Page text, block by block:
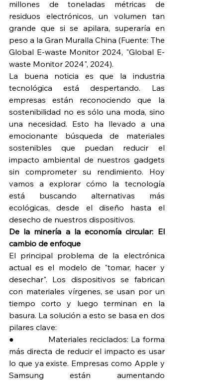
millones de toneladas métricas de
residuos electrónicos, un volumen tan
grande que si se apilara, superaría en
peso a la Gran Muralla China (Fuente: The
Global E-waste Monitor 2024, "Global E-
waste Monitor 2024", 2024).
La buena noticia es que la industria
tecnológica está despertando. Las
empresas están reconociendo que la
sostenibilidad no es sólo una moda, sino
una necesidad. Esto ha llevado a una
emocionante búsqueda de materiales
sostenibles que puedan reducir el
impacto ambiental de nuestros gadgets
sin comprometer su rendimiento. Hoy
vamos a explorar cómo la tecnología
está buscando alternativas más
ecológicas, desde el diseño hasta el
desecho de nuestros dispositivos.
De la minería a la economía circular: El
cambio de enfoque
El principal problema de la electrónica
actual es el modelo de "tomar, hacer y
desechar". Los dispositivos se fabrican
con materiales vírgenes, se usan por un
tiempo corto y luego terminan en la
basura. La solución a esto se basa en dos
pilares clave:
●             Materiales reciclados: La forma
más directa de reducir el impacto es usar
lo que ya existe. Empresas como Apple y
Samsung están aumentando